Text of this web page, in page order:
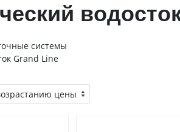
системы
Grand Line